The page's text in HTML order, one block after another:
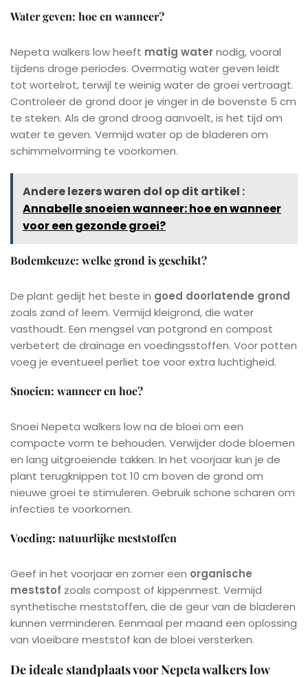
Water geven: hoe en wanneer?
Nepeta walkers low heeft matig waternodig, vooral
tijdens droge periodes. Overmatig water geven leidt
tot wortelrot, terwijl te weinig water de groei vertraagt.
Controleer de grond door je vinger in de bovenste 5 cm
te steken. Als de grond droog aanvoelt, is het tijd om
water te geven. Vermijd water op de bladeren om
schimmelvorming te voorkomen.
Andere lezers waren dol op dit artikel :
Annabelle snoeien wanneer: hoe en wanneer
voor een gezonde groei?
Bodemkeuze: welke grond is geschikt?
De plant gedijt het beste in goed doorlatende grond
zoals zand of leem. Vermijd kleigrond, die water
vasthoudt. Een mengsel van potgrond en compost
verbetert de drainage en voedingsstoffen. Voor potten
voeg je eventueel perliet toe voor extra luchtigheid.
Snoeien: wanneer en hoe?
Snoei Nepeta walkers low na de bloei om een
compacte vorm te behouden. Verwijder dode bloemen
en lang uitgroeiende takken. In het voorjaar kun je de
plant terugknippen tot 10 cm boven de grond om
nieuwe groei te stimuleren. Gebruik schone scharen om
infecties te voorkomen.
Voeding: natuurlijke meststoffen
Geef in het voorjaar en zomer een organische
meststof zoals compost of kippenmest. Vermijd
synthetische meststoffen, die de geur van de bladeren
kunnen verminderen. Eenmaal per maand een oplossing
van vloeibare meststof kan de bloei versterken.
De ideale standplaats voor Nepeta walkers low